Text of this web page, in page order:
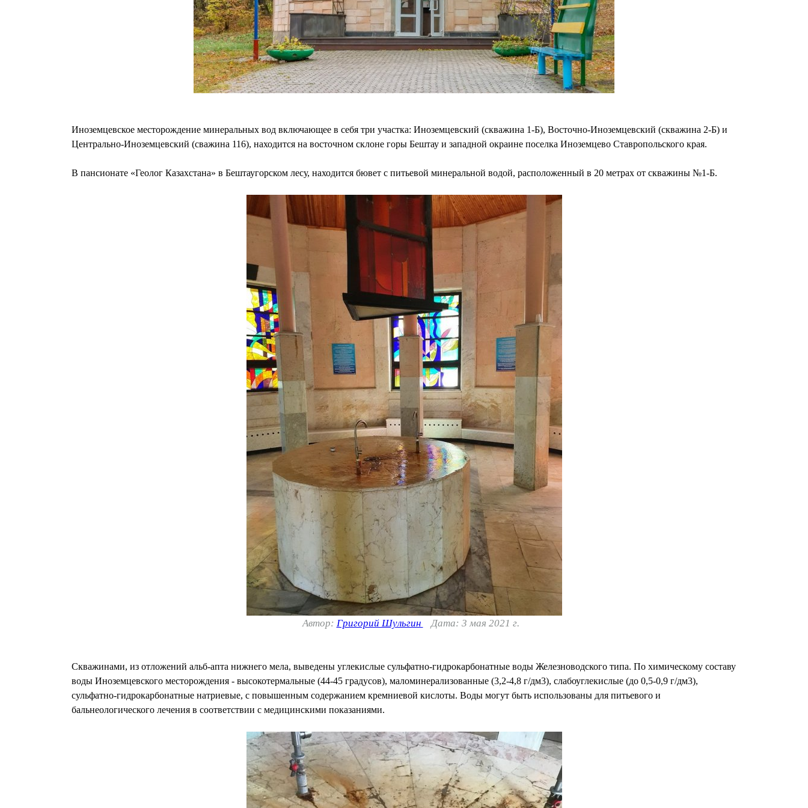
Иноземцевское месторождение минеральных вод включающее в себя три участка: Иноземцевский (скважина 1-Б), Восточно-Иноземцевский (скважина 2-Б) и
Центрально-Иноземцевский (сважина 116), находится на восточном склоне горы Бештау и западной окраине поселка Иноземцево Ставропольского края.
В пансионате «Геолог Казахстана» в Бештаугорском лесу, находится бювет с питьевой минеральной водой, расположенный в 20 метрах от скважины №1-Б.
Автор: Григорий Шульгин Дата: 3 мая 2021 г.
Скважинами, из отложений альб-апта нижнего мела, выведены углекислые сульфатно-гидрокарбонатные воды Железноводского типа. По химическому составу
воды Иноземцевского месторождения - высокотермальные (44-45 градусов), маломинерализованные (3,2-4,8 г/дм3), слабоуглекислые (до 0,5-0,9 г/дм3),
сульфатно-гидрокарбонатные натриевые, с повышенным содержанием кремниевой кислоты. Воды могут быть использованы для питьевого и
бальнеологического лечения в соответствии с медицинскими показаниями.